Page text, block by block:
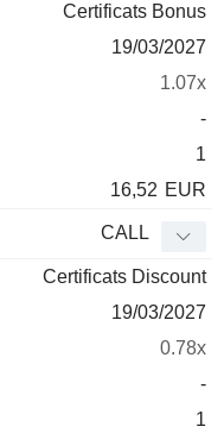
Certificats Bonus
19/03/2027
1.07x
-
1
16,52 EUR
CALL
Certificats Discount
19/03/2027
0.78x
-
1